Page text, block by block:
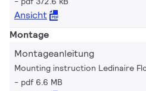
Ansicht
Montage
Montageanleitung
Mounting instruction Ledinaire
pdf 6.6 MB